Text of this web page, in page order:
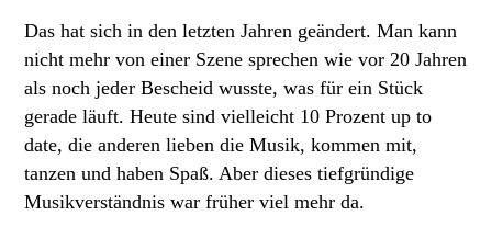
Das hat sich in den letzten Jahren geändert. Man kann
nicht mehr von einer Szene sprechen wie vor 20 Jahren
als noch jeder Bescheid wusste, was für ein Stück
gerade läuft. Heute sind vielleicht 10 Prozent up to
date, die anderen lieben die Musik, kommen mit,
tanzen und haben Spaß. Aber dieses tiefgründige
Musikverständnis war früher viel mehr da.